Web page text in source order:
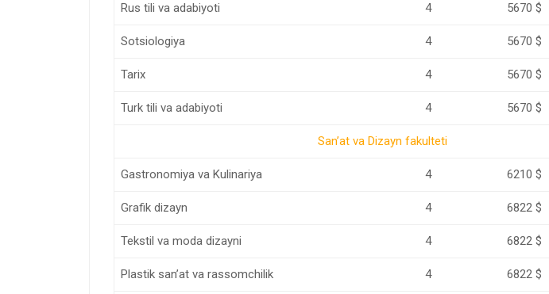
Rus tili va adabiyoti 4 5670 $
Sotsiologiya 4 5670 $
Tarix 4 5670 $
Turk tili va adabiyoti 4 5670 $
San’at va Dizayn fakulteti
Gastronomiya va Kulinariya 4 6210 $
Grafik dizayn 4 6822 $
Tekstil va moda dizayni 4 6822 $
Plastik san’at va rassomchilik 4 6822 $